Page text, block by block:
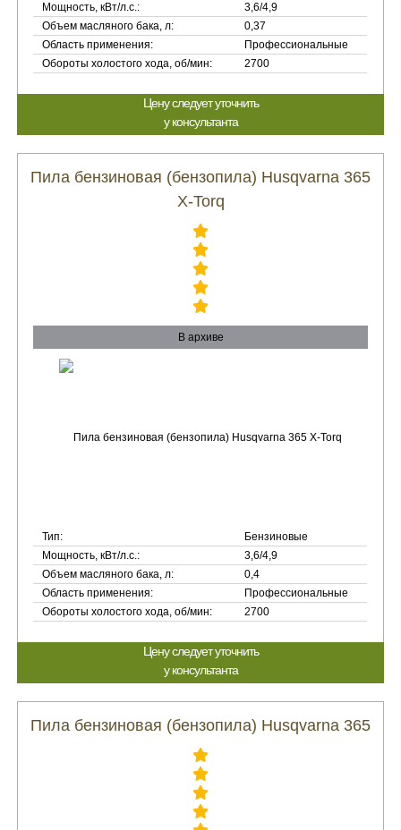
Мощность, кВт/л.с.:
3,6/4,9
Объем масляного бака, л:
0,37
Область применения:
Профессиональные
Обороты холостого хода, об/мин:
2700
Цену следует уточнить
у консультанта
Пила бензиновая (бензопила) Husqvarna 365
X-Torq
В архиве
Тип:
Бензиновые
Мощность, кВт/л.с.:
3,6/4,9
Объем масляного бака, л:
0,4
Область применения:
Профессиональные
Обороты холостого хода, об/мин:
2700
Цену следует уточнить
у консультанта
Пила бензиновая (бензопила) Husqvarna 365